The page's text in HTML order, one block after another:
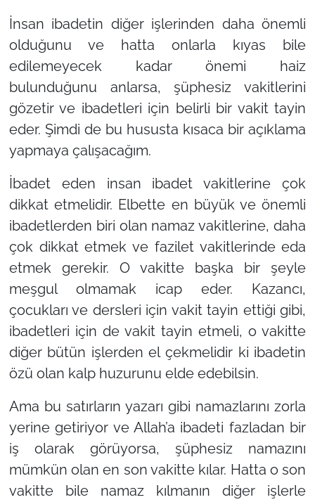
İnsan ibadetin diğer işlerinden daha önemli
olduğunu ve hatta onlarla kıyas bile
edilemeyecek kadar önemi haiz
bulunduğunu anlarsa, şüphesiz vakitlerini
gözetir ve ibadetleri için belirli bir vakit tayin
eder. Şimdi de bu hususta kısaca bir açıklama
yapmaya çalışacağım.
İbadet eden insan ibadet vakitlerine çok
dikkat etmelidir. Elbette en büyük ve önemli
ibadetlerden biri olan namaz vakitlerine, daha
çok dikkat etmek ve fazilet vakitlerinde eda
etmek gerekir. O vakitte başka bir şeyle
meşgul olmamak icap eder. Kazancı,
çocukları ve dersleri için vakit tayin ettiği gibi,
ibadetleri için de vakit tayin etmeli, o vakitte
diğer bütün işlerden el çekmelidir ki ibadetin
özü olan kalp huzurunu elde edebilsin.
Ama bu satırların yazarı gibi namazlarını zorla
yerine getiriyor ve Allah’a ibadeti fazladan bir
iş olarak görüyorsa, şüphesiz namazını
mümkün olan en son vakitte kılar. Hatta o son
vakitte bile namaz kılmanın diğer işlerle